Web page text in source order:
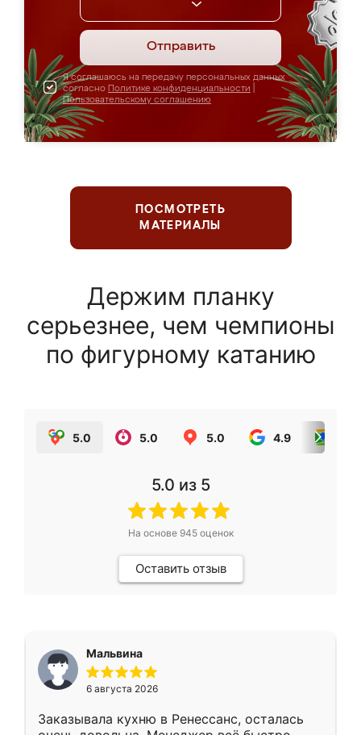
Отправить
Я соглашаюсь на передачу персональных данных
согласно Политике конфиденциальности
Пользовательскому соглашению
ПОСМОТРЕТЬ
МАТЕРИАЛЫ
Держим планку
серьезнее, чем чемпионы
по фигурному катанию
5.0 5.0 5.0 4.9
5.0 из 5
На основе 945оценок
Оставить отзыв
Мальвина
6 августа 2026
Заказывала кухню в Ренессанс, осталась